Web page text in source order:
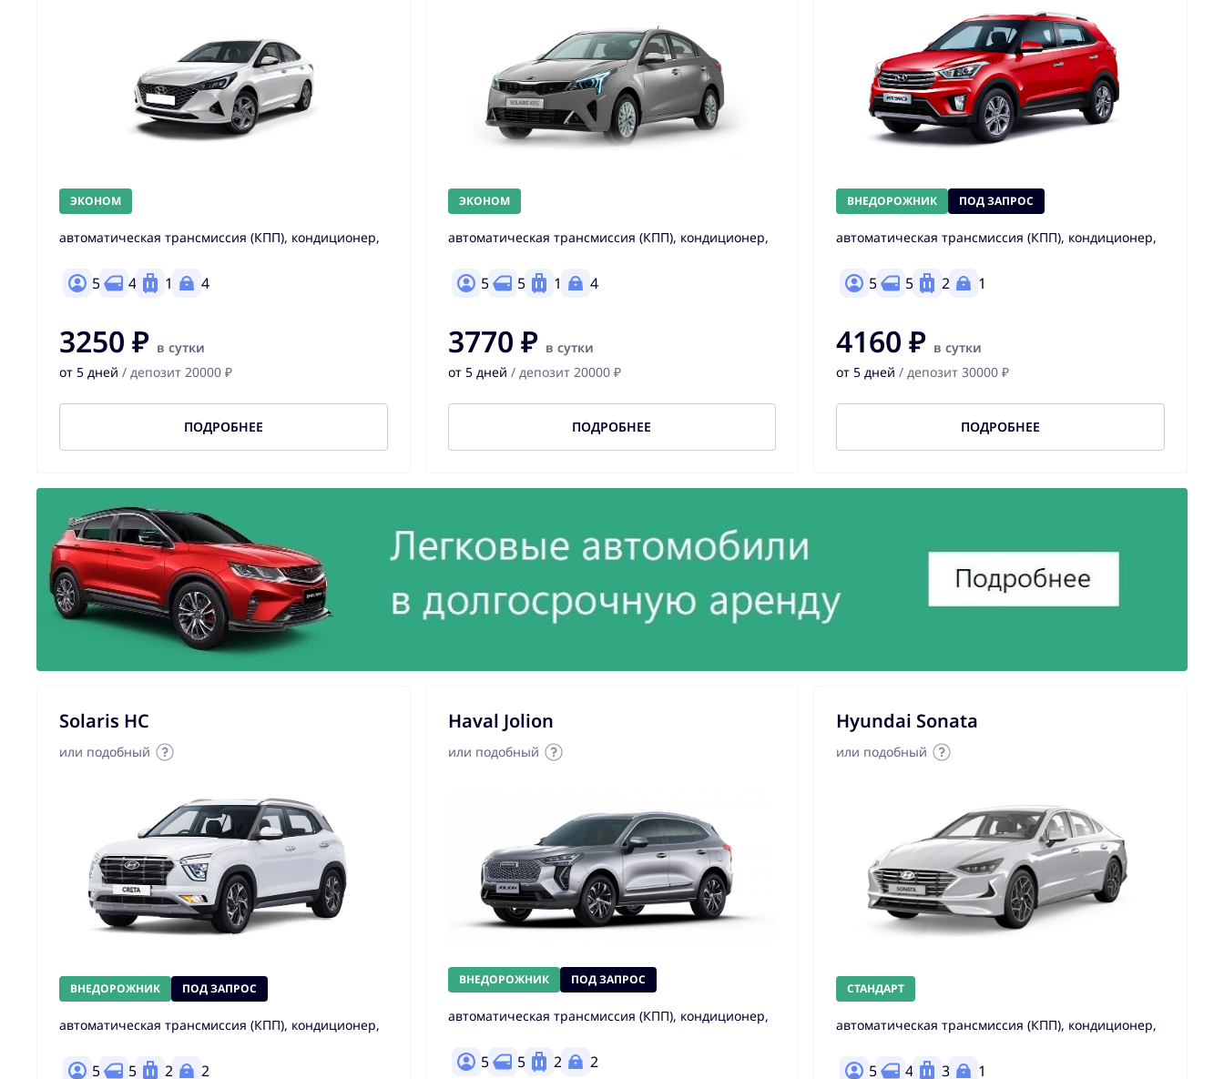
ЭКОНОМ
автоматическая трансмиссия (КПП), кондиционер,
5 4 1 4
3250 ₽ в сутки
от 5 дней / депозит 20000 ₽
ПОДРОБНЕЕ
ЭКОНОМ
автоматическая трансмиссия (КПП), кондиционер,
5 5 1 4
3770 ₽ в сутки
от 5 дней / депозит 20000 ₽
ПОДРОБНЕЕ
ВНЕДОРОЖНИК ПОД ЗАПРОС
автоматическая трансмиссия (КПП), кондиционер,
5 5 2 1
4160 ₽ в сутки
от 5 дней / депозит 30000 ₽
ПОДРОБНЕЕ
Solaris HC
или подобный
ВНЕДОРОЖНИК ПОД ЗАПРОС
автоматическая трансмиссия (КПП), кондиционер,
5 5 2 2
Haval Jolion
или подобный
ВНЕДОРОЖНИК ПОД ЗАПРОС
автоматическая трансмиссия (КПП), кондиционер,
5 5 2 2
Hyundai Sonata
или подобный
СТАНДАРТ
автоматическая трансмиссия (КПП), кондиционер,
5 4 3 1